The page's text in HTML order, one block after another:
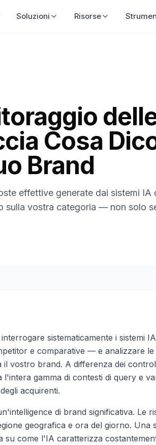
Soluzioni Risorse
Cosa
Brand
effettive generate dai sistemi IA
sulla vostra categoria — non solo
sistematicamente i sistemi
e comparative — e analizzare le
vostro brand. A differenza dei
gamma di contesti di query e
acquirenti.
di brand significativa. Le
geografica e ora del giorno. Una
su come l'IA caratterizza